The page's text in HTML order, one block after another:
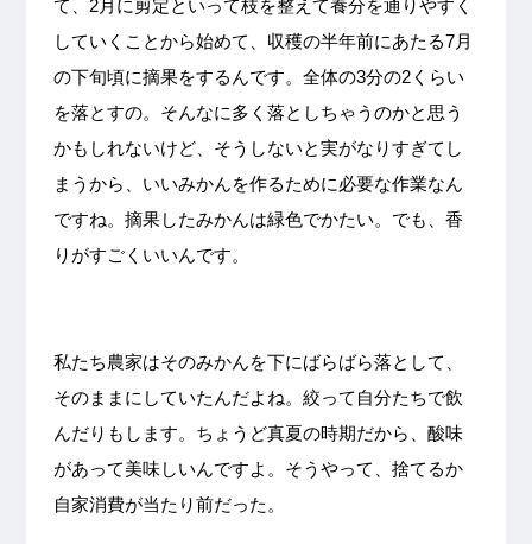
て、2月に剪定といって枝を整えて養分を通りやすく
していくことから始めて、収穫の半年前にあたる7月
の下旬頃に摘果をするんです。全体の3分の2くらい
を落とすの。そんなに多く落としちゃうのかと思う
かもしれないけど、そうしないと実がなりすぎてし
まうから、いいみかんを作るために必要な作業なん
ですね。摘果したみかんは緑色でかたい。でも、香
りがすごくいいんです。
私たち農家はそのみかんを下にばらばら落として、
そのままにしていたんだよね。絞って自分たちで飲
んだりもします。ちょうど真夏の時期だから、酸味
があって美味しいんですよ。そうやって、捨てるか
自家消費が当たり前だった。